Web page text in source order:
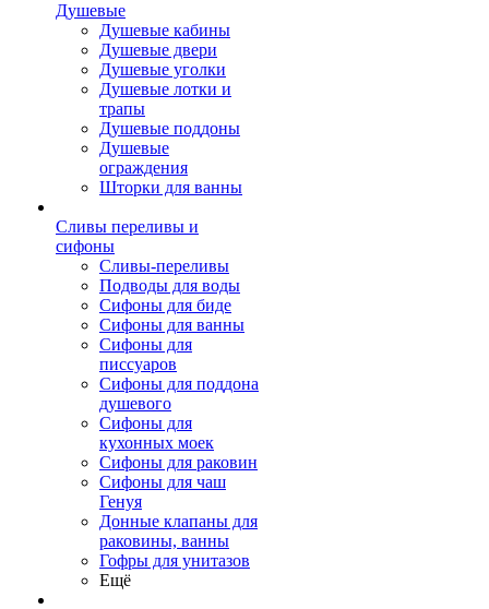
Душевые
Душевые кабины
Душевые двери
Душевые уголки
Душевые лотки и
трапы
Душевые поддоны
Душевые
ограждения
Шторки для ванны
Сливы переливы и
сифоны
Сливы-переливы
Подводы для воды
Сифоны для биде
Сифоны для ванны
Сифоны для
писсуаров
Сифоны для поддона
душевого
Сифоны для
кухонных моек
Сифоны для раковин
Сифоны для чаш
Генуя
Донные клапаны для
раковины, ванны
Гофры для унитазов
Ещё